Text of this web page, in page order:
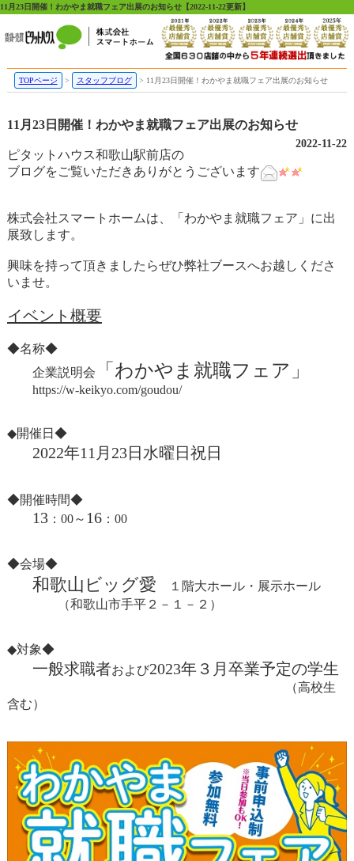
11月23日開催！わかやま就職フェア出展のお知らせ【2022-11-22更新】
TOPページ スタッフブログ 11月23日開催！わかやま就職フェア出展のお知らせ
11月23日開催！わかやま就職フェア出展のお知らせ
2022-11-22
ピタットハウス和歌山駅前店の
ブログをご覧いただきありがとうございます
株式会社スマートホームは、「わかやま就職フェア」に出
展致します。
興味を持って頂きましたらぜひ弊社ブースへお越しくださ
いませ。
イベント概要
◆名称◆
企業説明会
「わかやま就職フェア」
https://w-keikyo.com/goudou/
◆開催日◆
2022年11月23日水曜日祝日
◆開催時間◆
13：00～ 16：00
◆会場◆
和歌山ビッグ愛 １階大ホール・展示ホール
（和歌山市手平２－１－２）
◆対象◆
一般求職者および2023年３月卒業予定の学生
（高校生
含む）